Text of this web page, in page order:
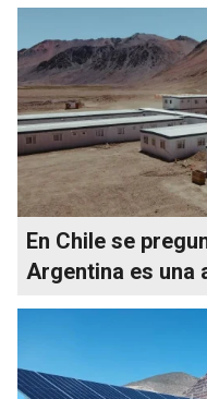
En Chile se
Argentina es una